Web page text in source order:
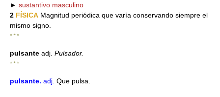
► sustantivo masculino
2 FÍSICA Magnitud periódica que varía conservando siempre el
mismo signo.
* * *
pulsante adj. Pulsador.
* * *
pulsante. adj. Que pulsa.